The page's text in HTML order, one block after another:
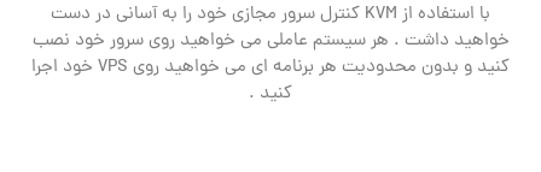
با استفاده از KVM کنترل سرور مجازی خود را به آسانی در دست
خواهید داشت . هر سیستم عاملی می خواهید روی سرور خود نصب
کنید و بدون محدودیت هر برنامه ای می خواهید روی VPS خود اجرا
کنید .